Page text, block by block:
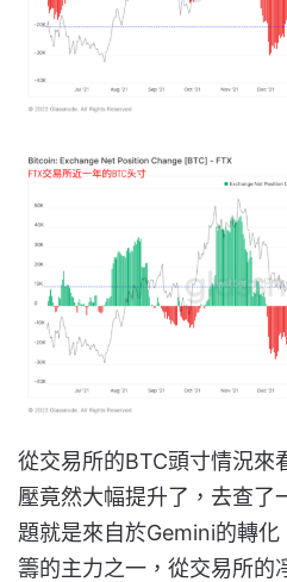
從交易所的BTC頭寸情況來
壓竟然大幅提升了，去查了
題就是來自於Gemini的轉
籌的主力之一，從交易所的